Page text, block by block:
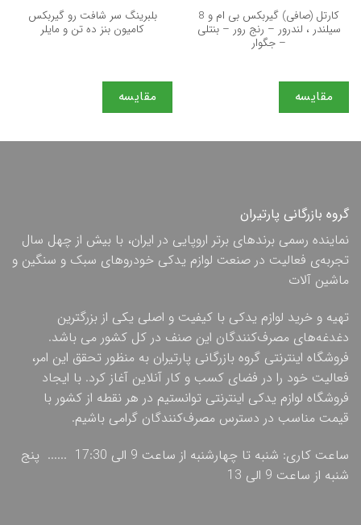
كارتل (صافی) گیربكس بی ام و 8
سیلندر ، لندرور – رنج رور – بنتلی
– جگوار
مقایسه
بلبرینگ سر شافت رو گیربکس
کامیون بنز ده تن و مایلر
مقایسه
گروه بازرگانی پارتیران
نماینده رسمی برندهای برتر اروپایی در ایران، با بیش از چهل سال
تجربه‌ی فعالیت در صنعت لوازم یدکی خودروهای سبک و سنگین و
ماشین آلات
تهیه و خرید لوازم یدکی با کیفیت و اصلی یکی از بزرگترین
دغدغه‌های مصرف‌کنندگان این صنف در کل کشور می باشد.
فروشگاه اینترنتی گروه بازرگانی پارتیران به منظور تحقق این امر،
فعالیت خود را در فضای کسب و کار آنلاین آغاز کرد. با ایجاد
فروشگاه لوازم یدکی اینترنتی توانستیم در هر نقطه از کشور با
قیمت مناسب در دسترس مصرف‌کنندگان گرامی باشیم.
ساعت کاری: شنبه تا چهارشنبه از ساعت 9 الی 17:30 ...... پنج
شنبه از ساعت 9 الی 13